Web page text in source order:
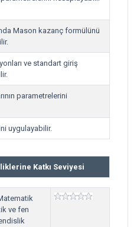
Mason kazanç formülünü
ve standart giriş
parametrelerini
uygulayabilir.
Katkı Seviyesi
ve fen